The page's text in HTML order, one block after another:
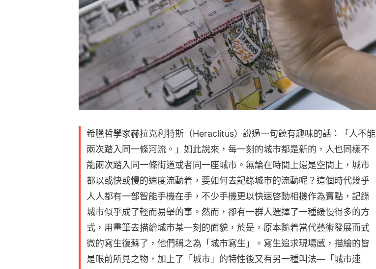
希臘哲學家赫拉克利特斯（Heraclitus）說過一句饒有趣味的話：「人不能
兩次踏入同一條河流。」如此說來，每一刻的城市都是新的，人也同樣不
能兩次踏入同一條街道或者同一座城市。無論在時間上還是空間上，城市
都以或快或慢的速度流動着，要如何去記錄城市的流動呢？這個時代幾乎
人人都有一部智能手機在手，不少手機更以快速啓動相機作為賣點，記錄
城市似乎成了輕而易舉的事。然而，卻有一群人選擇了一種緩慢得多的方
式，用畫筆去描繪城市某一刻的面貌，於是，原本隨着當代藝術發展而式
微的寫生復蘇了，他們稱之為「城市寫生」。寫生追求現場感，描繪的皆
是眼前所見之物，加上了「城市」的特性後又有另一種叫法—「城市速